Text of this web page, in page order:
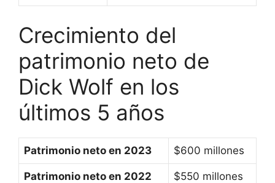
Crecimiento del
patrimonio neto de
Dick Wolf en los
últimos 5 años
Patrimonio neto en 2023 $600 millones
Patrimonio neto en 2022 $550 millones